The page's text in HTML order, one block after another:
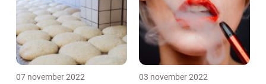
07 november 2022 03 november 2022